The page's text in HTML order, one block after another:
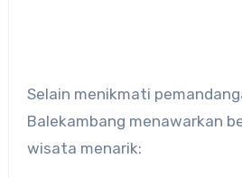
Selain menikmati
Balekambang menawarkan
wisata menarik: